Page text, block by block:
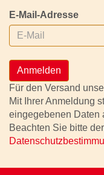
E-Mail-Adresse
Anmelden
Für den Versand
Mit Ihrer Anmeldung
eingegebenen Daten
Beachten Sie bitte